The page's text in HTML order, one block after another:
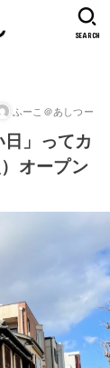
SEARCH
ふーこ＠あしつー
」ってカ
オープン